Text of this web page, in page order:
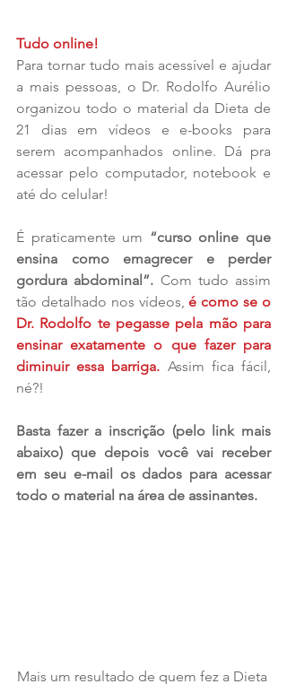
Tudo online!
Para tornar tudo mais acessível e ajudar
a mais pessoas, o Dr. Rodolfo Aurélio
organizou todo o material da Dieta de
21 dias em vídeos e e-books para
serem acompanhados online. Dá pra
acessar pelo computador, notebook e
até do celular!
É praticamente um “curso online que
ensina como emagrecer e perder
gordura abdominal”. Com tudo assim
tão detalhado nos vídeos, é como se o
Dr. Rodolfo te pegasse pela mão para
ensinar exatamente o que fazer para
diminuir essa barriga. Assim fica fácil,
né?!
Basta fazer a inscrição (pelo link mais
abaixo) que depois você vai receber
em seu e-mail os dados para acessar
todo o material na área de assinantes.
Mais um resultado de quem fez a Dieta